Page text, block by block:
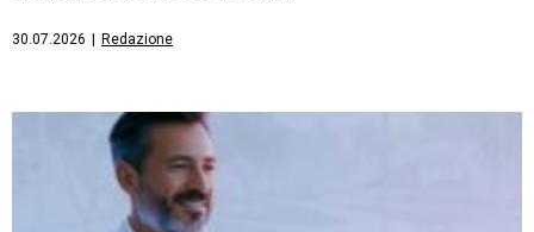
30.07.2026 Redazione